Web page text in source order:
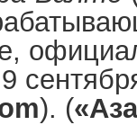
). (